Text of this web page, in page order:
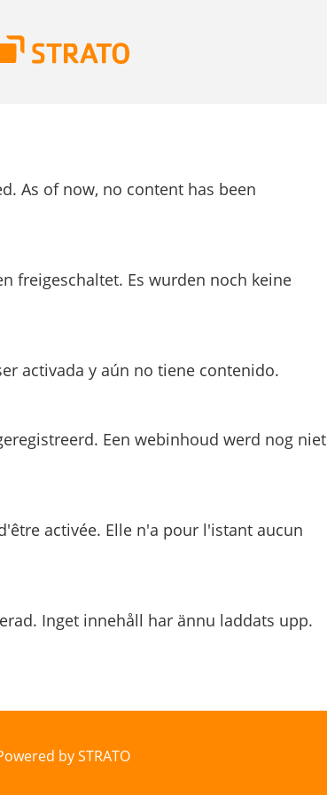
As of now, no content has been
freigeschaltet. Es wurden noch keine
activada y aún no tiene contenido.
Een webinhoud werd nog niet
activée. Elle n'a pour l'istant aucun
Inget innehåll har ännu laddats upp.
by STRATO